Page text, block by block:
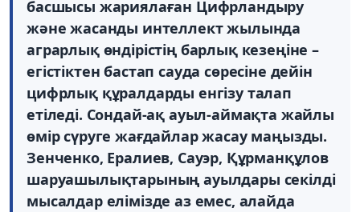
басшысы жариялаған Цифрландыру
және жасанды интеллект жылында
аграрлық өндірістің барлық кезеңіне –
егістіктен бастап сауда сөресіне дейін
цифрлық құралдарды енгізу талап
етіледі. Сондай-ақ ауыл-аймақта жайлы
өмір сүруге жағдайлар жасау маңызды.
Зенченко, Ералиев, Сауэр, Құрманқұлов
шаруашылықтарының ауылдары секілді
мысалдар елімізде аз емес, алайда